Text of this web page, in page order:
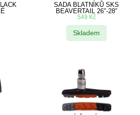
SADA BLATNÍKŮ SKS
BEAVERTAIL 26″-28″
549 Kč
Skladem